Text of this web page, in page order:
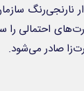
نارنجی‌رنگ
احتمالی
صادر می‌شود.